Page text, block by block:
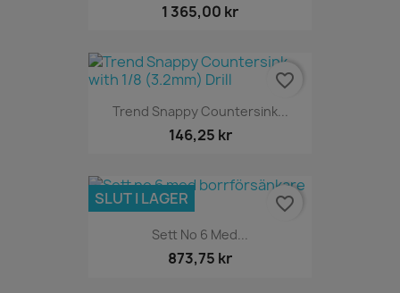
1 365,00 kr
Trend Snappy Countersink...
146,25 kr
favorite_border
Sett No 6 Med...
873,75 kr
SLUT I LAGER favorite_border